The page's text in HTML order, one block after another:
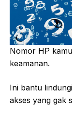
Nomor HP
keamanan.
Ini bantu
akses yang gak